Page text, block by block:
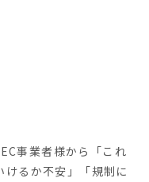
事業者様から「これ
けるか不安」「規制に